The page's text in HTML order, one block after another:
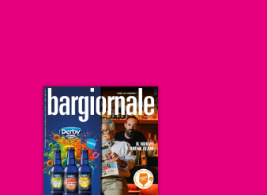
Ristoranti